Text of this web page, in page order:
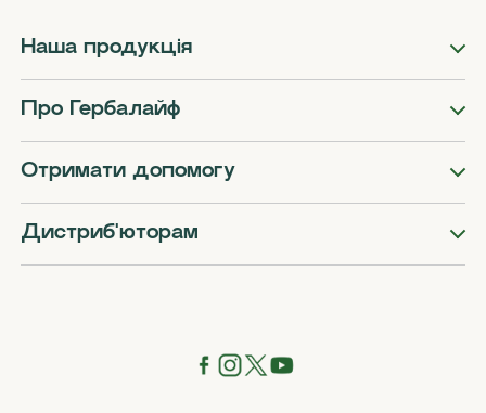
Наша продукція
Про Гербалайф
Отримати допомогу
Дистриб'юторам